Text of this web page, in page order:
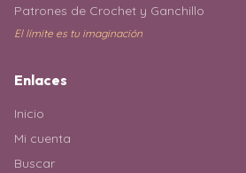
Patrones de Crochet y Ganchillo
El límite es tu imaginación
Enlaces
Inicio
Mi cuenta
Buscar